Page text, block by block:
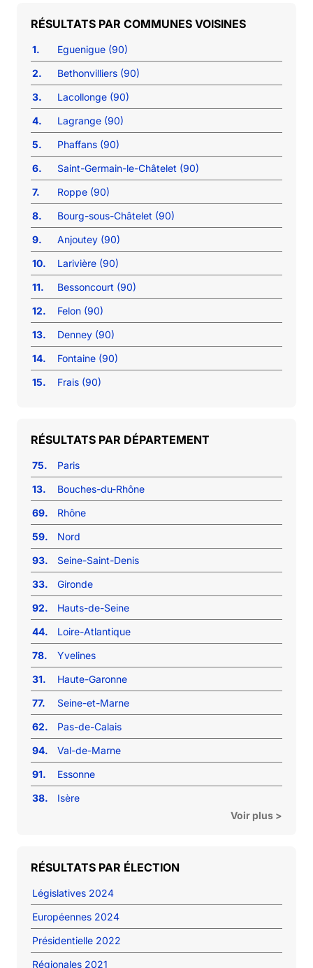
COMMUNES VOISINES
1.
Eguenigue (90)
2.
Bethonvilliers (90)
3.
Lacollonge (90)
4.
Lagrange (90)
5.
Phaffans (90)
6.
Saint-Germain-le-Châtelet (90)
7.
Roppe (90)
8.
Bourg-sous-Châtelet (90)
9.
Anjoutey (90)
10.
Larivière (90)
11.
Bessoncourt (90)
12.
Felon (90)
13.
Denney (90)
14.
Fontaine (90)
15.
Frais (90)
RÉSULTATS PAR DÉPARTEMENT
75.
Paris
13.
Bouches-du-Rhône
69.
Rhône
59.
Nord
93.
Seine-Saint-Denis
33.
Gironde
92.
Hauts-de-Seine
44.
Loire-Atlantique
78.
Yvelines
31.
Haute-Garonne
77.
Seine-et-Marne
62.
Pas-de-Calais
94.
Val-de-Marne
91.
Essonne
38.
Isère
Voir plus >
RÉSULTATS PAR ÉLECTION
Législatives 2024
Européennes 2024
Présidentielle 2022
Régionales 2021